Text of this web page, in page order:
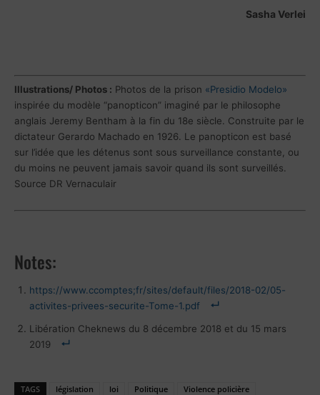
Sasha Verlei
Illustrations/ Photos : Photos de la prison «Presidio Modelo»
inspirée du modèle “panopticon” imaginé par le philosophe
anglais Jeremy Bentham à la fin du 18e siècle. Construite par le
dictateur Gerardo Machado en 1926. Le panopticon est basé
sur l’idée que les détenus sont sous surveillance constante, ou
du moins ne peuvent jamais savoir quand ils sont surveillés.
Source DR Vernaculair
Notes:
https://www.ccomptes;fr/sites/default/files/2018-02/05-
activites-privees-securite-Tome-1.pdf
Libération Cheknews du 8 décembre 2018 et du 15 mars
2019
TAGS législation loi Politique Violence policière